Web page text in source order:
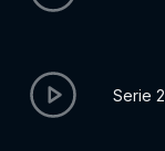
Serie 2